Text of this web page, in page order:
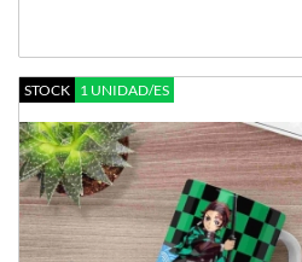
STOCK 1 UNIDAD/ES